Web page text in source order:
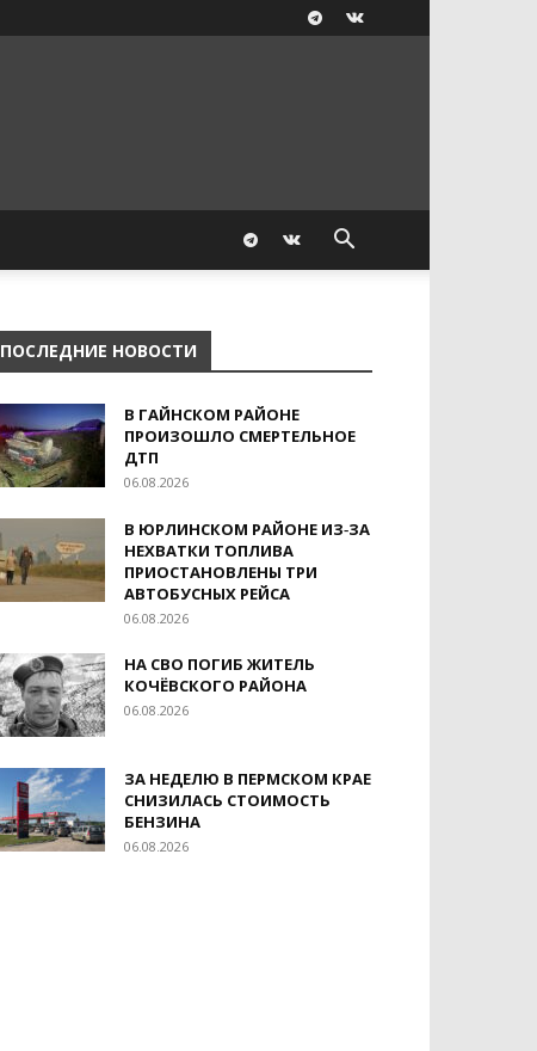
ПОСЛЕДНИЕ НОВОСТИ
В ГАЙНСКОМ РАЙОНЕ
ПРОИЗОШЛО СМЕРТЕЛЬНОЕ
ДТП
06.08.2026
В ЮРЛИНСКОМ РАЙОНЕ ИЗ‑ЗА
НЕХВАТКИ ТОПЛИВА
ПРИОСТАНОВЛЕНЫ ТРИ
АВТОБУСНЫХ РЕЙСА
06.08.2026
НА СВО ПОГИБ ЖИТЕЛЬ
КОЧЁВСКОГО РАЙОНА
06.08.2026
ЗА НЕДЕЛЮ В ПЕРМСКОМ КРАЕ
СНИЗИЛАСЬ СТОИМОСТЬ
БЕНЗИНА
06.08.2026